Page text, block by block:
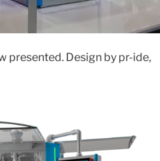
presented. Design by pr-ide,